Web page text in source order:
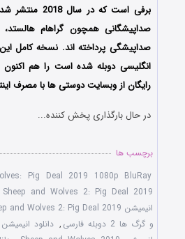
برفی است که
صداپیشگانی همچون گراهام هالستد،
صداپیشگی پرداخته اند. نسخه کامل
انگلیسی دوبله شده است را هم اکنون
رایگان از وبسایت دوستی ها با مصرف
در حال بارگذاری پخش کننده...
برچسب ها
Pig Deal 2019 1080p BluRay
Sheep and Wolves 2: Pig Deal 2019 با زیرنویس فارسی
انیمیشن Sheep and Wolves 2: Pig Deal 2019
و گرگ ها 2 دوبله فارسی
, دانلود